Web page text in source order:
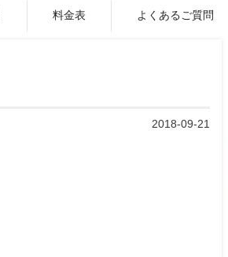
料金表 よくあるご質問
2018-09-21